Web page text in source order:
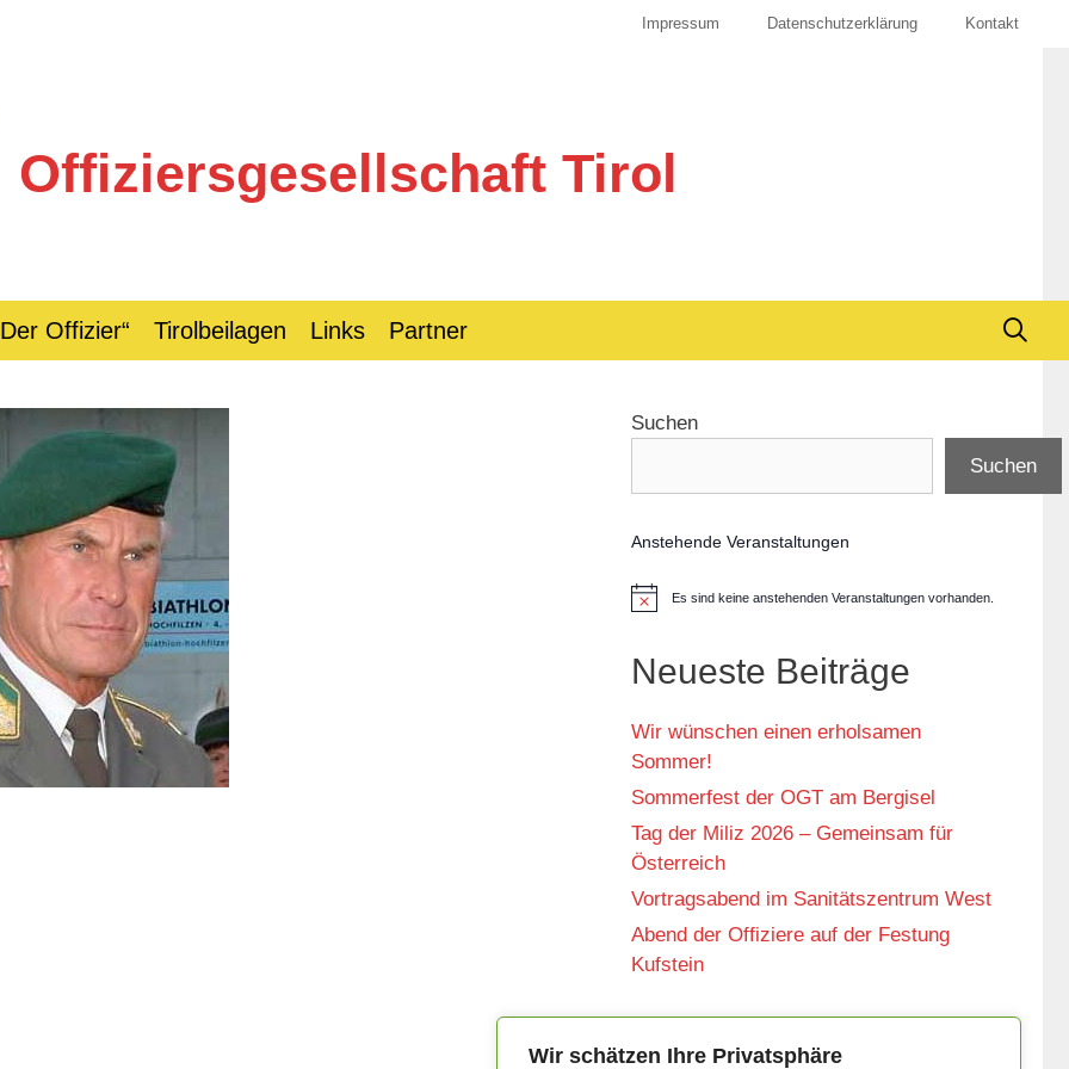
Wir schätzen Ihre Privatsphäre
Impressum Datenschutzerklärung Kontakt
Offiziersgesellschaft Tirol
Offizier“ Tirolbeilagen Links Partner
Suchen
Suchen
Anstehende Veranstaltungen
w
Es sind keine anstehenden Veranstaltungen vorhanden.
Neueste Beiträge
Wir wünschen einen erholsamen
Sommer!
Sommerfest der OGT am Bergisel
Tag der Miliz 2026 – Gemeinsam für
Österreich
Vortragsabend im Sanitätszentrum West
Abend der Offiziere auf der Festung
Kufstein